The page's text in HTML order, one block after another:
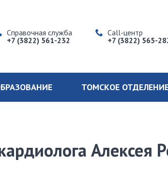
Справочная служба
+7 (3822) 561-232
Call-центр
+7 (3822) 565-
ТОМСКОЕ
Алексея